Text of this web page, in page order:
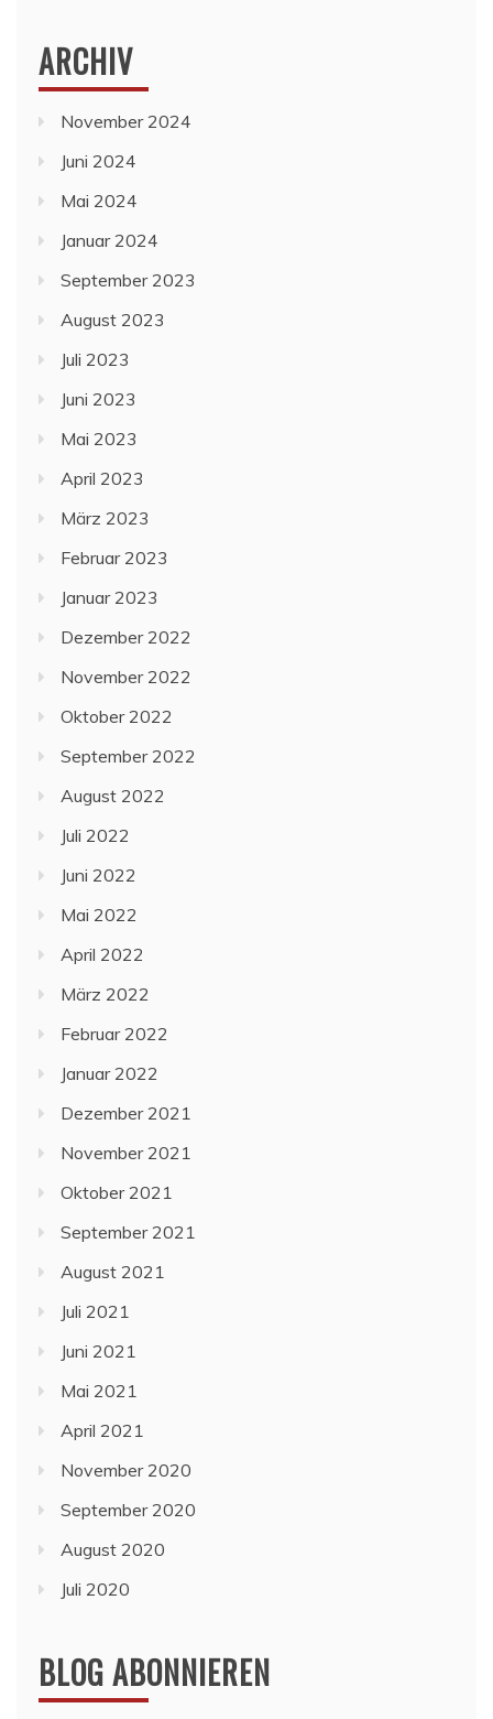
ARCHIV
November 2024
Juni 2024
Mai 2024
Januar 2024
September 2023
August 2023
Juli 2023
Juni 2023
Mai 2023
April 2023
März 2023
Februar 2023
Januar 2023
Dezember 2022
November 2022
Oktober 2022
September 2022
August 2022
Juli 2022
Juni 2022
Mai 2022
April 2022
März 2022
Februar 2022
Januar 2022
Dezember 2021
November 2021
Oktober 2021
September 2021
August 2021
Juli 2021
Juni 2021
Mai 2021
April 2021
November 2020
September 2020
August 2020
Juli 2020
BLOG ABONNIEREN